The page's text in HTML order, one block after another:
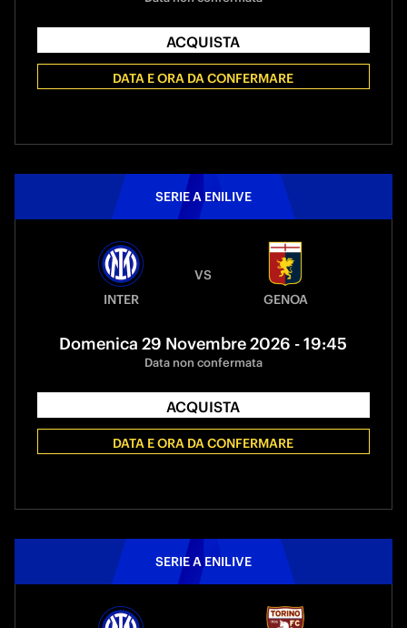
ACQUISTA
DATA E ORA DA CONFERMARE
SERIE A ENILIVE
INTER
VS
GENOA
Domenica 29 Novembre 2026 - 19:45
Data non confermata
ACQUISTA
DATA E ORA DA CONFERMARE
SERIE A ENILIVE